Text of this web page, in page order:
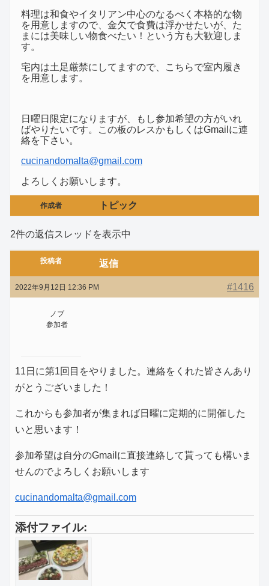
料理は和食やイタリアン中心のなるべく本格的な物
を用意しますので、金欠で食費は浮かせたいが、た
まには美味しい物食べたい！という方も大歓迎しま
す。
宅内は土足厳禁にしてますので、こちらで室内履き
を用意します。
日曜日限定になりますが、もし参加希望の方がいれ
ばやりたいです。この板のレスかもしくはGmailに連
絡を下さい。
cucinandomalta@gmail.com
よろしくお願いします。
作成者 トピック
2件の返信スレッドを表示中
投稿者 返信
2022年9月12日 12:36 PM #1416
ノブ
参加者
11日に第1回目をやりました。連絡をくれた皆さんあり
がとうございました！
これからも参加者が集まれば日曜に定期的に開催した
いと思います！
参加希望は自分のGmailに直接連絡して貰っても構いま
せんのでよろしくお願いします
cucinandomalta@gmail.com
添付ファイル: